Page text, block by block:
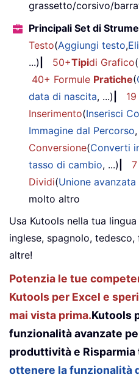
grassetto/corsivo/
Principali Set di
Testo(Aggiungi testo,
...)
50+Tipidi Grafico(
40+ Formule Pratiche(
data di nascita, ...) 19
Inserimento(Inserisci
Immagine dal Percorso
Conversione(Converti
tasso di cambio, ...) 7
Dividi(Unione avanzata
molto altro
Usa Kutools nella tua
inglese, spagnolo,
altre!
Potenzia le tue
Kutools per Excel e
mai vista prima.Kutools
funzionalità avanzate
produttività e Risparmia
ottenere la funzionalità